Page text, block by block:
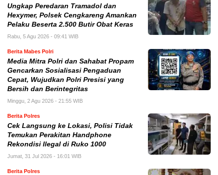
Ungkap Peredaran Tramadol dan
Hexymer, Polsek Cengkareng Amankan
Pelaku Beserta 2.500 Butir Obat Keras
Rabu, 5 Agu 2026 - 09:41 WIB
Berita Mabes Polri
Media Mitra Polri dan Sahabat Propam
Gencarkan Sosialisasi Pengaduan
Cepat, Wujudkan Polri Presisi yang
Bersih dan Berintegritas
Minggu, 2 Agu 2026 - 21:55 WIB
Berita Polres
Cek Langsung ke Lokasi, Polisi Tidak
Temukan Perakitan Handphone
Rekondisi Ilegal di Ruko 1000
Jumat, 31 Jul 2026 - 16:01 WIB
Berita Polres